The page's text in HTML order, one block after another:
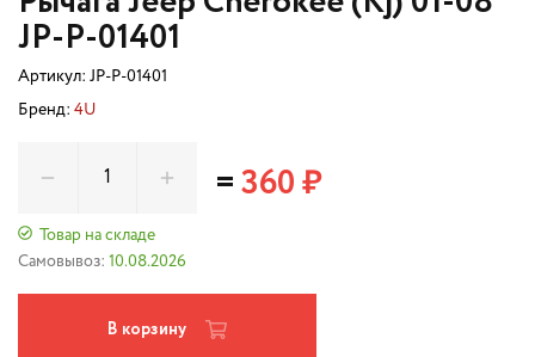
JP-P-01401
Артикул: JP-P-01401
Бренд: 4U
Товар на складе
Самовывоз: 10.08.2026
=360 ₽
В корзину